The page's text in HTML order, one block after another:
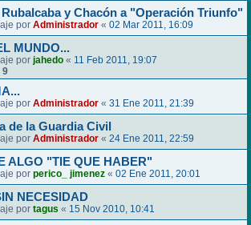
y Chacón a "Operación Triunfo"
por Administrador « 02 Mar 2011, 16:09
MUNDO...
por jahedo « 11 Feb 2011, 19:07
9
por Administrador « 31 Ene 2011, 21:39
de la Guardia Civil
por Administrador « 24 Ene 2011, 22:59
ALGO "TIE QUE HABER"
por perico_ jimenez « 02 Ene 2011, 20:01
NECESIDAD
por tagus « 15 Nov 2010, 10:41